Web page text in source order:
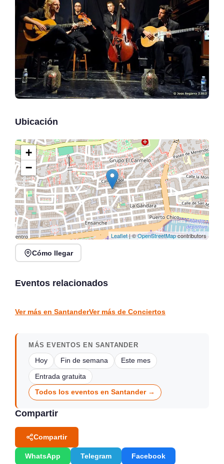
Ubicación
+
−
Leaflet| ©OpenStreetMapcontributors
Cómo llegar
Eventos relacionados
Rosana Garín en directo
Colindres
Ver más en SantanderVer más de Conciertos
MÁS EVENTOS EN SANTANDER
Hoy Fin de semana Este mes
Entrada gratuita
Todos los eventos en Santander →
Compartir
Compartir
WhatsApp Telegram Facebook